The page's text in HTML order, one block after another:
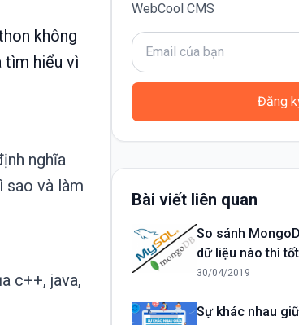
không
tìm hiểu vì
nghĩa
sao và làm
c++, java,
WebCool CMS
Đăng
Bài viết liên quan
So sánh
dữ liệu nào thì
30/04/2019
Sự khác nhau